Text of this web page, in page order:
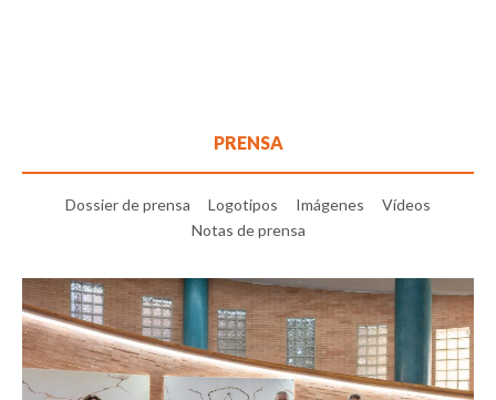
PRENSA
Dossier de prensa Logotipos Imágenes
Vídeos
Notas de prensa